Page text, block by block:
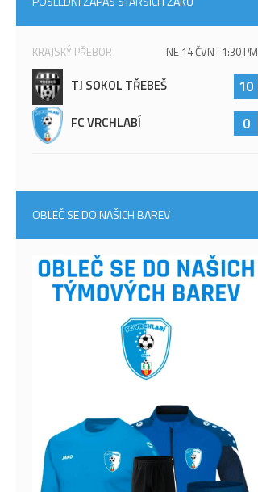
KRAJSKÝ PŘEBOR NE 14 ČVN · 1:30 PM
TJ SOKOL TŘEBEŠ 10
FC VRCHLABÍ 0
OBLEČ SE DO NAŠICH BAREV